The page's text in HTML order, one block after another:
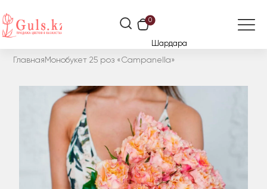
0
Шардара
Главная Монобукет 25 роз «Campanella»